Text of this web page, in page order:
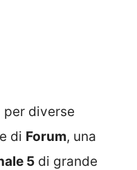
per diverse
di Forum, una
5 di grande